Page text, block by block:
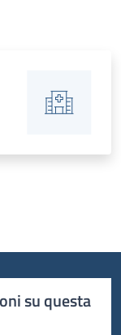
su questa